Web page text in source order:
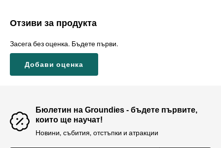
Отзиви за продукта
Засега без оценка. Бъдете първи.
Добави оценка
Бюлетин на Groundies - бъдете първите,
които ще научат!
Новини, събития, отстъпки и атракции